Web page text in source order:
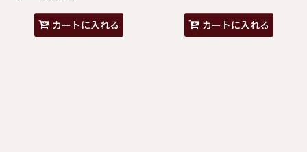
カートに入れる カートに入れる